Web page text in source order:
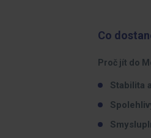
Co
Proč jít do
Stabilita